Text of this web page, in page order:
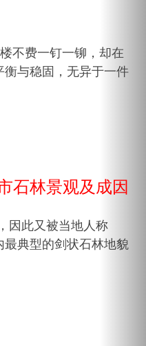
不费一钉一铆，却在
与稳固，无异于一件
石林景观及成因
因此又被当地人称
最典型的剑状石林地貌